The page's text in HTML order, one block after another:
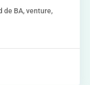
de BA, venture,